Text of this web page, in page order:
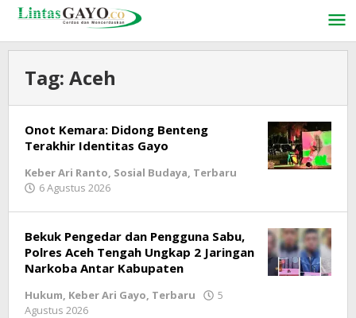
Lewati
konten
Tag: Aceh
Onot Kemara: Didong Benteng
Terakhir Identitas Gayo
Keber Ari Ranto, Sosial Budaya, Terbaru
6 Agustus 2026
Bekuk Pengedar dan Pengguna Sabu,
Polres Aceh Tengah Ungkap 2 Jaringan
Narkoba Antar Kabupaten
Hukum, Keber Ari Gayo, Terbaru
5
Agustus 2026